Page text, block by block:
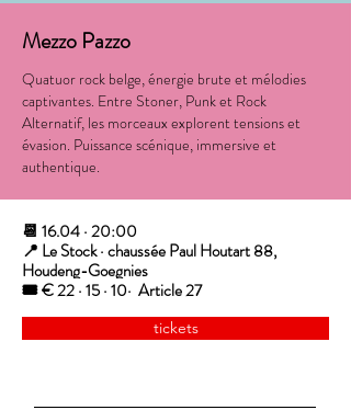
Mezzo Pazzo
Quatuor rock belge, énergie brute et mélodies
captivantes. Entre Stoner, Punk et Rock
Alternatif, les morceaux explorent tensions et
évasion. Puissance scénique, immersive et
authentique.
📆 16.04 · 20:00
📍 Le Stock · chaussée Paul Houtart 88,
Houdeng-Goegnies
🎟️ € 22 · 15 · 10· Article 27
tickets